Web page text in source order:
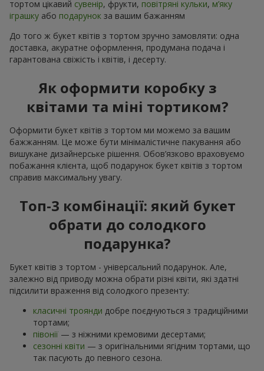
тортом цікавий сувенір, фрукти, повітряні кульки, м’яку
іграшку або подарунок за вашим бажанням
До того ж букет квітів з тортом зручно замовляти: одна
доставка, акуратне оформлення, продумана подача і
гарантована свіжість і квітів, і десерту.
Як оформити коробку з
квітами та міні тортиком?
Оформити букет квітів з тортом ми можемо за вашим
бажжанням. Це може бути мінімалістичне пакування або
вишукане дизайнерське рішення. Обов’язково враховуємо
побажання клієнта, щоб подарунок букет квітів з тортом
справив максимальну увагу.
Топ-3 комбінації: який букет
обрати до солодкого
подарунка?
Букет квітів з тортом - універсальний подарунок. Але,
залежно від приводу можна обрати різні квіти, які здатні
підсилити враження від солодкого презенту:
класичні троянди добре поєднуються з традиційними
тортами;
півонії — з ніжними кремовими десертами;
сезонні квіти — з оригінальними ягідним тортами, що
так пасують до певного сезона.